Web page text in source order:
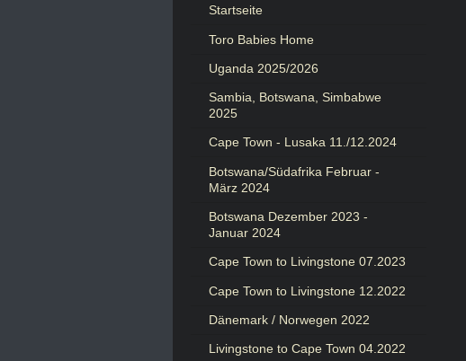
Startseite
Toro Babies Home
Uganda 2025/2026
Sambia, Botswana, Simbabwe
2025
Cape Town - Lusaka 11./12.2024
Botswana/Südafrika Februar -
März 2024
Botswana Dezember 2023 -
Januar 2024
Cape Town to Livingstone 07.2023
Cape Town to Livingstone 12.2022
Dänemark / Norwegen 2022
Livingstone to Cape Town 04.2022